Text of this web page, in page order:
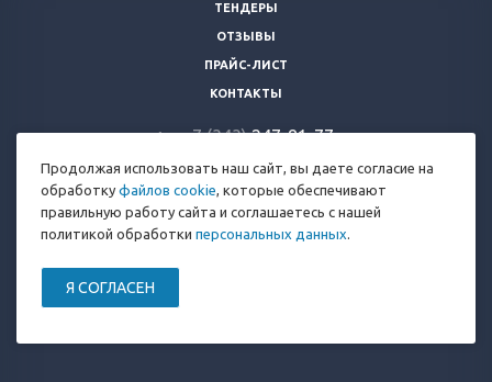
ТЕНДЕРЫ
ОТЗЫВЫ
ПРАЙС-ЛИСТ
КОНТАКТЫ
+7 (343)247-81-77
info@rtk-66.ru
Разработка сайта:
© 2026 Все права защищены.
Политика конфиденциальности
Продолжая использовать наш сайт, вы даете согласие на
обработку файлов cookie, которые обеспечивают
правильную работу сайта и соглашаетесь с нашей
политикой обработки персональных данных.
Я СОГЛАСЕН